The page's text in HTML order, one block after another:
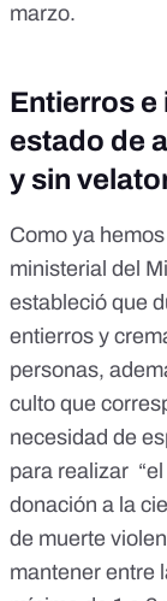
marzo.
Entierros e
estado de
y sin
Como ya
ministerial del
estableció que
entierros y
personas,
culto que
necesidad de
para realizar
donación a la
de muerte
mantener entre